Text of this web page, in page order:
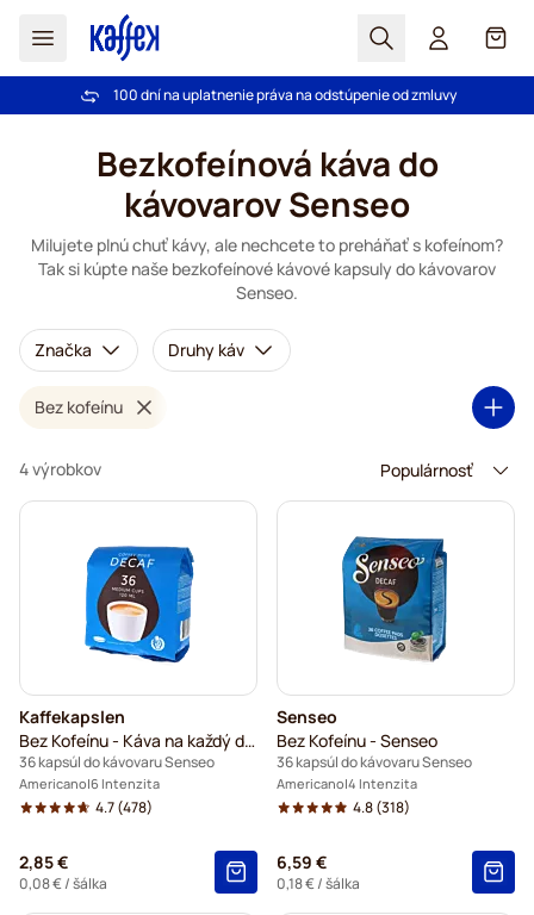
Hľadať Košík
Pri objednávke nad 49,00 € doprava zdarma
100 dní na uplatnenie práva na odstúpenie od zmluvy
Bezkofeínová káva do
kávovarov Senseo
Milujete plnú chuť kávy, ale nechcete to preháňať s kofeínom?
Tak si kúpte naše bezkofeínové kávové kapsuly do kávovarov
Senseo.
Značka Druhy káv
Bez kofeínu
4 výrobkov
Kaffekapslen
Bez Kofeínu - Káva na každý deň
36 kapsúl do kávovaru Senseo
Americano 6 Intenzita
4.7(478)
2,85 €
0,08 €/ šálka
Senseo
Bez Kofeínu - Senseo
36 kapsúl do kávovaru Senseo
Americano 4 Intenzita
4.8(318)
6,59 €
0,18 €/ šálka